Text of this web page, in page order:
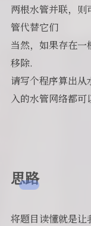
两根水管并联，
管代替它们
当然，如果存在
移除.
请写个程序算出
入的水管网络都可
思路
将题目读懂就是让